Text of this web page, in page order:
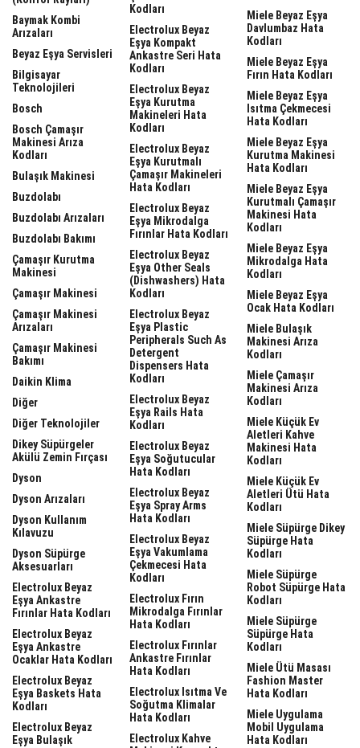
Baymak Kombi
Arızaları
Beyaz Eşya Servisleri
Bilgisayar
Teknolojileri
Bosch
Bosch Çamaşır
Makinesi Arıza
Kodları
Bulaşık Makinesi
Buzdolabı
Buzdolabı Arızaları
Buzdolabı Bakımı
Çamaşır Kurutma
Makinesi
Çamaşır Makinesi
Çamaşır Makinesi
Arızaları
Çamaşır Makinesi
Bakımı
Daikin Klima
Diğer
Diğer Teknolojiler
Dikey Süpürgeler
Akülü Zemin Fırçası
Dyson
Dyson Arızaları
Dyson Kullanım
Kılavuzu
Dyson Süpürge
Aksesuarları
Electrolux Beyaz
Eşya Ankastre
Fırınlar Hata Kodları
Electrolux Beyaz
Eşya Ankastre
Ocaklar Hata Kodları
Electrolux Beyaz
Eşya Baskets Hata
Kodları
Electrolux Beyaz
Eşya Bulaşık
Kodları
Electrolux Beyaz
Eşya Kompakt
Ankastre Seri Hata
Kodları
Electrolux Beyaz
Eşya Kurutma
Makineleri Hata
Kodları
Electrolux Beyaz
Eşya Kurutmalı
Çamaşır Makineleri
Hata Kodları
Electrolux Beyaz
Eşya Mikrodalga
Fırınlar Hata Kodları
Electrolux Beyaz
Eşya Other Seals
(dishwashers) Hata
Kodları
Electrolux Beyaz
Eşya Plastic
Peripherals Such As
Detergent
Dispensers Hata
Kodları
Electrolux Beyaz
Eşya Rails Hata
Kodları
Electrolux Beyaz
Eşya Soğutucular
Hata Kodları
Electrolux Beyaz
Eşya Spray Arms
Hata Kodları
Electrolux Beyaz
Eşya Vakumlama
Çekmecesi Hata
Kodları
Electrolux Fırın
Mikrodalga Fırınlar
Hata Kodları
Electrolux Fırınlar
Ankastre Fırınlar
Hata Kodları
Electrolux Isıtma Ve
Soğutma Klimalar
Hata Kodları
Electrolux Kahve
Miele Beyaz Eşya
Davlumbaz Hata
Kodları
Miele Beyaz Eşya
Fırın Hata Kodları
Miele Beyaz Eşya
Isıtma Çekmecesi
Hata Kodları
Miele Beyaz Eşya
Kurutma Makinesi
Hata Kodları
Miele Beyaz Eşya
Kurutmalı Çamaşır
Makinesi Hata
Kodları
Miele Beyaz Eşya
Mikrodalga Hata
Kodları
Miele Beyaz Eşya
Ocak Hata Kodları
Miele Bulaşık
Makinesi Arıza
Kodları
Miele Çamaşır
Makinesi Arıza
Kodları
Miele Küçük Ev
Aletleri Kahve
Makinesi Hata
Kodları
Miele Küçük Ev
Aletleri Ütü Hata
Kodları
Miele Süpürge Dikey
Süpürge Hata
Kodları
Miele Süpürge
Robot Süpürge Hata
Kodları
Miele Süpürge
Süpürge Hata
Kodları
Miele Ütü Masası
Fashion Master
Hata Kodları
Miele Uygulama
Mobil Uygulama
Hata Kodları